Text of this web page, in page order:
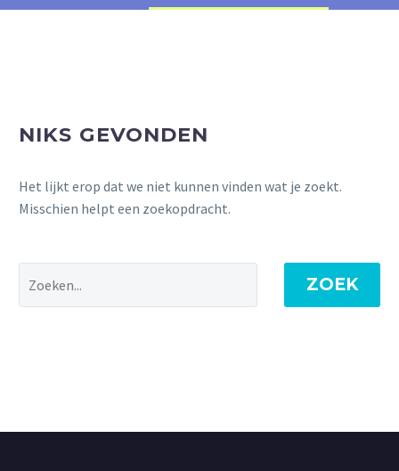
NIKS GEVONDEN
Het lijkt erop dat we niet kunnen vinden wat je zoekt.
Misschien helpt een zoekopdracht.
ZOEK